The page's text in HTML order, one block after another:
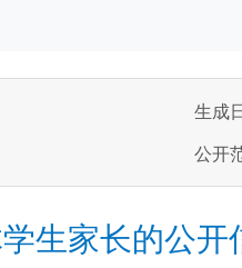
生成
公开
生家长的公开